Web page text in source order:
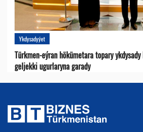
Ykdysadyýet
Türkmen-eýran hökümetara topary
geljekki ugurlaryna garady